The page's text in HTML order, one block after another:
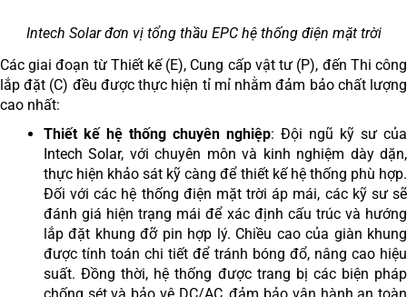
Intech Solar đơn vị tổng thầu EPC hệ thống điện mặt trời
Các giai đoạn từ Thiết kế (E), Cung cấp vật tư (P), đến Thi công
lắp đặt (C) đều được thực hiện tỉ mỉ nhằm đảm bảo chất lượng
cao nhất:
Thiết kế hệ thống chuyên nghiệp: Đội ngũ kỹ sư của
Intech Solar, với chuyên môn và kinh nghiệm dày dặn,
thực hiện khảo sát kỹ càng để thiết kế hệ thống phù hợp.
Đối với các hệ thống điện mặt trời áp mái, các kỹ sư sẽ
đánh giá hiện trạng mái để xác định cấu trúc và hướng
lắp đặt khung đỡ pin hợp lý. Chiều cao của giàn khung
được tính toán chi tiết để tránh bóng đổ, nâng cao hiệu
suất. Đồng thời, hệ thống được trang bị các biện pháp